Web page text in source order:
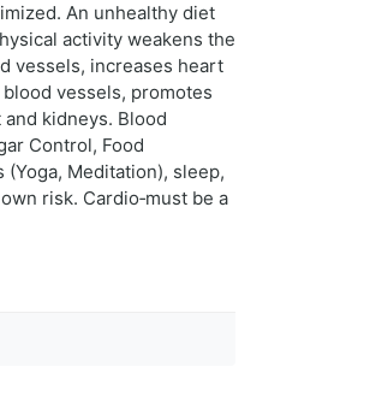
An unhealthy diet
activity weakens the
vessels, increases heart
vessels, promotes
kidneys. Blood
Control, Food
Meditation), sleep,
risk. Cardio‑must be a